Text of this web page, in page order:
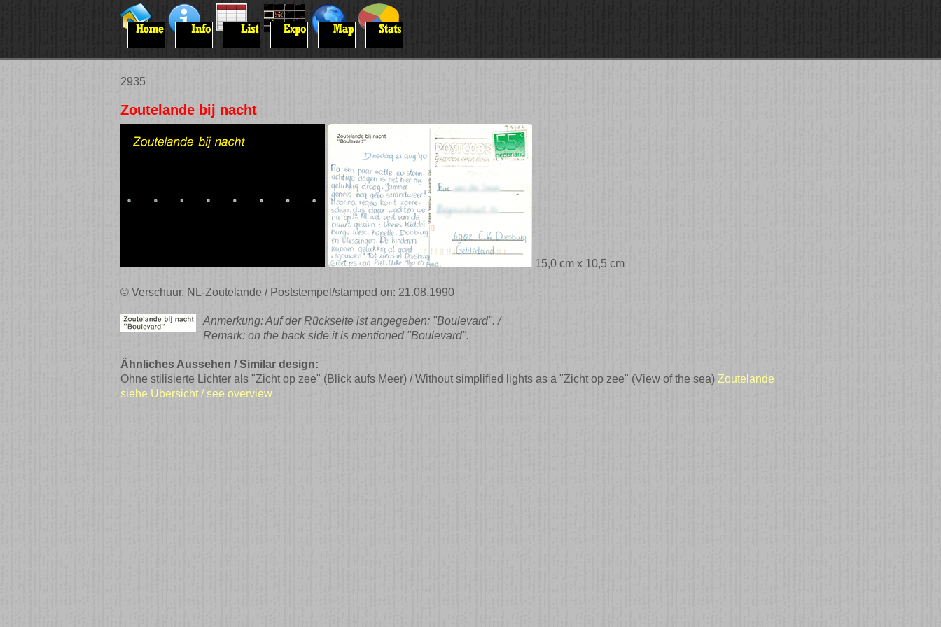
2935
Zoutelande bij nacht
15,0 cm x 10,5 cm
© Verschuur, NL-Zoutelande / Poststempel/stamped on: 21.08.1990
Anmerkung: Auf der Rückseite ist angegeben: "Boulevard". /
Remark: on the back side it is mentioned "Boulevard".
Ähnliches Aussehen / Similar design:
Ohne stilisierte Lichter als "Zicht op zee" (Blick aufs Meer) / Without simplified lights as a "Zicht op zee" (View of the sea) Zoutelande
siehe Übersicht / see overview